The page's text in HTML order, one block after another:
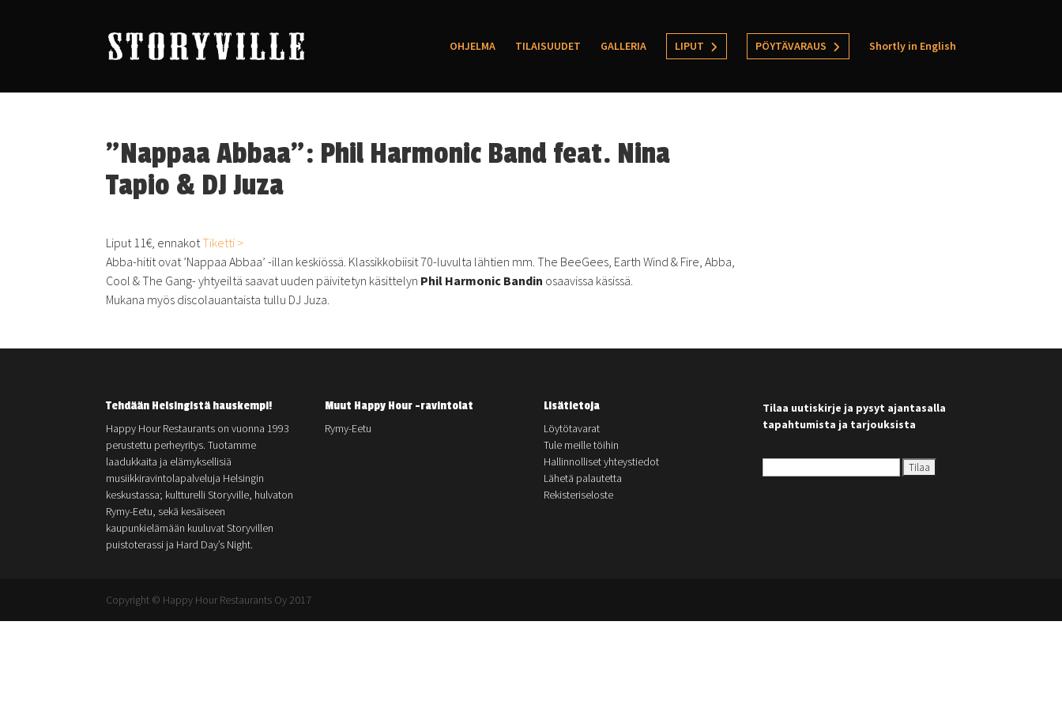
OHJELMA TILAISUUDET GALLERIA LIPUT PÖYTÄVARAUS Shortly in English
”Nappaa Abbaa”: Phil Harmonic Band feat. Nina
Tapio & DJ Juza
Liput 11€, ennakotTiketti >
Abba-hitit ovat ’Nappaa Abbaa’ -illan keskiössä. Klassikkobiisit 70-luvulta lähtien mm. The BeeGees, Earth Wind & Fire, Abba,
Cool & The Gang- yhtyeiltä saavat uuden päivitetyn käsittelyn Phil Harmonic Bandin osaavissa käsissä.
Mukana myös discolauantaista tullu DJ Juza.
Tehdään Helsingistä hauskempi!
Happy Hour Restaurants on vuonna 1993
perustettu perheyritys. Tuotamme
laadukkaita ja elämyksellisiä
musiikkiravintolapalveluja Helsingin
keskustassa; kultturelli Storyville, hulvaton
Rymy-Eetu, sekä kesäiseen
kaupunkielämään kuuluvat Storyvillen
puistoterassi ja Hard Day’s Night.
Muut Happy Hour -ravintolat
Rymy-Eetu
Lisätietoja
Löytötavarat
Tule meille töihin
Hallinnolliset yhteystiedot
Lähetä palautetta
Rekisteriseloste
Tilaa uutiskirje ja pysyt ajantasalla
tapahtumista ja tarjouksista
Copyright © Happy Hour Restaurants Oy 2017